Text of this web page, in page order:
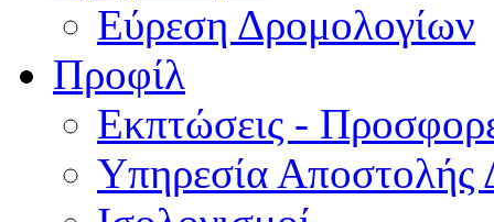
Εύρεση Δρομολογίων
Προφίλ
Εκπτώσεις -
Υπηρεσία Αποστολής